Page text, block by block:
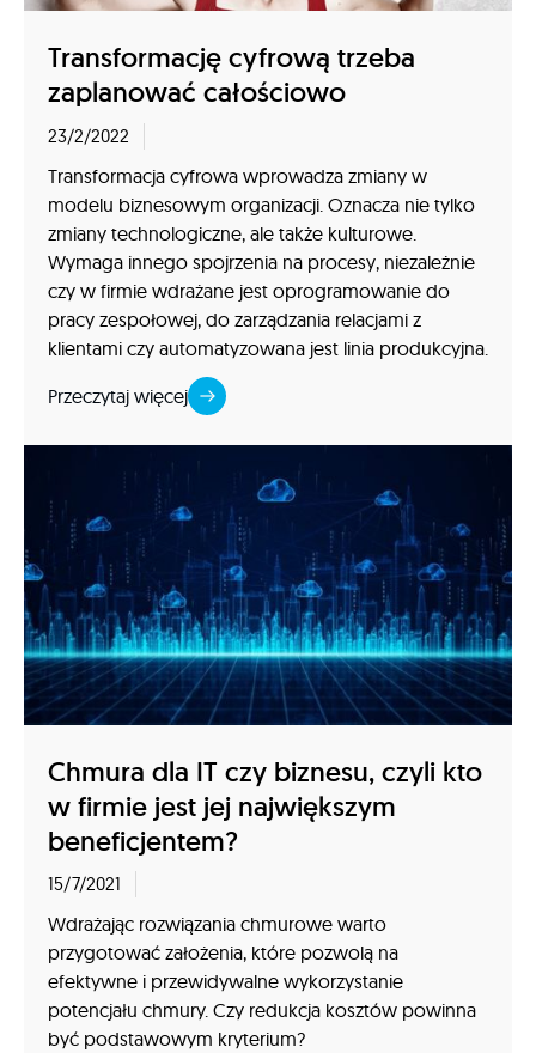
Transformację cyfrową trzeba
zaplanować całościowo
23/2/2022
Transformacja cyfrowa wprowadza zmiany w
modelu biznesowym organizacji. Oznacza nie tylko
zmiany technologiczne, ale także kulturowe.
Wymaga innego spojrzenia na procesy, niezależnie
czy w firmie wdrażane jest oprogramowanie do
pracy zespołowej, do zarządzania relacjami z
klientami czy automatyzowana jest linia produkcyjna.
Przeczytaj więcej
Chmura dla IT czy biznesu, czyli kto
w firmie jest jej największym
beneficjentem?
15/7/2021
Wdrażając rozwiązania chmurowe warto
przygotować założenia, które pozwolą na
efektywne i przewidywalne wykorzystanie
potencjału chmury. Czy redukcja kosztów powinna
być podstawowym kryterium?